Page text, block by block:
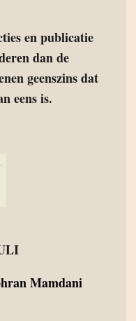
en publicatie
dan de
geenszins dat
eens is.
Mamdani